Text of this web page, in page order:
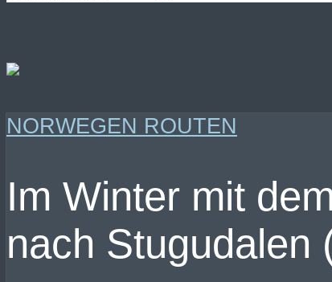
NORWEGEN ROUTEN
Im Winter mit
nach Stugudalen